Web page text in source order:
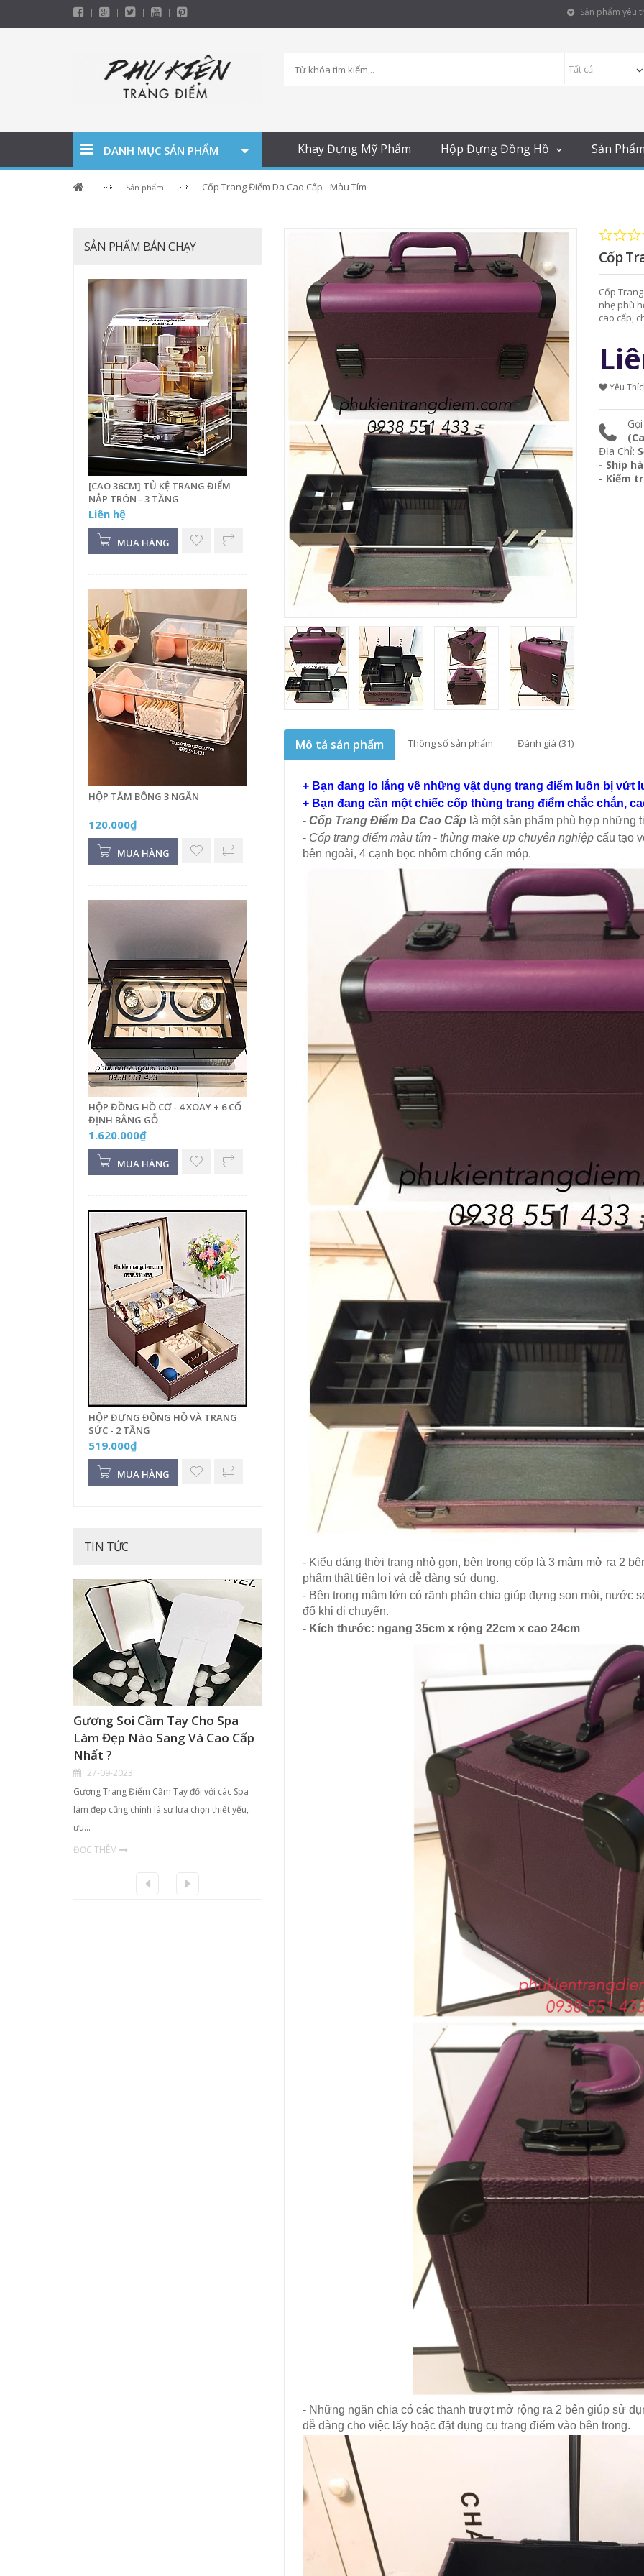
Sản phẩm yêu
DANH MỤC SẢN PHẨM Khay Đựng Mỹ Phẩm Hộp Đựng Đồng Hồ Sản Phẩm
Sản phẩm Cốp Trang Điểm Da Cao Cấp - Màu Tím
Cốp
Cốp
nhẹ phù
cao cấp,
Yêu
Địa Chỉ:
- Ship
- Kiểm
Mô tả sản phẩm Thông số sản phẩm Đánh giá (31)
+ Bạn đang lo lắng về những vật dụng trang điểm luôn bị vứt
+ Bạn đang cần một chiếc cốp thùng trang điểm chắc chắn,
- Cốp Trang Điểm Da Cao Cấplà một sản phẩm phù hợp những
- Cốp trang điểm màu tím- thùng make up chuyên nghiệpcấu tạo
bên ngoài, 4 cạnh bọc nhôm chống cấn móp.
- Kiểu dáng thời trang nhỏ gọn, bên trong cốp là 3 mâm mở ra 2
phẩm thật tiện lợi và dễ dàng sử dụng.
- Bên trong mâm lớn có rãnh phân chia giúp đựng son môi, nước
đổ khi di chuyển.
- Kích thước: ngang 35cm x rộng 22cm x cao 24cm
- Những ngăn chia có các thanh trượt mở rộng ra 2 bên giúp sử
dễ dàng cho việc lấy hoặc đặt dụng cụ trang điểm vào bên trong.
SẢN PHẨM BÁN CHẠY
[CAO 36CM] TỦ KỆ TRANG ĐIỂM
NẮP TRÒN - 3 TẦNG
Liên hệ
MUA HÀNG
HỘP TĂM BÔNG 3 NGĂN
120.000₫
MUA HÀNG
HỘP ĐỒNG HỒ CƠ - 4 XOAY + 6 CỐ
ĐỊNH BẰNG GỖ
1.620.000₫
MUA HÀNG
HỘP ĐỰNG ĐỒNG HỒ VÀ TRANG
SỨC - 2 TẦNG
519.000₫
MUA HÀNG
TIN TỨC
Gương Soi Cầm Tay Cho Spa
Làm Đẹp Nào Sang Và Cao Cấp
Nhất ?
27-09-2023
Gương Trang Điểm Cầm Tay đối với các Spa
làm đẹp cũng chính là sự lựa chọn thiết yếu,
ưu…
ĐỌC THÊM
Hộp Khay Kệ Đựng Đồ Trang
Điểm - Mỹ Phẩm Đẹp Sang
- Với nhu cầu làm đẹp ngày càng nhiều của các
Bán Hộp Đựng Đồng Hồ
Hộp Đựng Trang Sức -
bằng Da, bằng Gỗ tại
01-04-2026
Hãy bảo về những chiếc đồng hồ yêu
bạn bằng Hộp Đựng Đồng Hồ Đeo